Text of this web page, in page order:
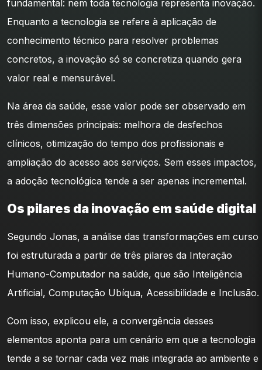
fundamental: nem toda tecnologia representa inovação.
Enquanto a tecnologia se refere à aplicação de
conhecimento técnico para resolver problemas
concretos, a inovação só se concretiza quando gera
valor real e mensurável.
Na área da saúde, esse valor pode ser observado em
três dimensões principais: melhora de desfechos
clínicos, otimização do tempo dos profissionais e
ampliação do acesso aos serviços. Sem esses impactos,
a adoção tecnológica tende a ser apenas incremental.
Os pilares da inovação em saúde digital
Segundo Jonas, a análise das transformações em curso
foi estruturada a partir de três pilares da Interação
Humano-Computador na saúde, que são Inteligência
Artificial, Computação Ubíqua, Acessibilidade e Inclusão.
Com isso, explicou ele, a convergência desses
elementos aponta para um cenário em que a tecnologia
tende a se tornar cada vez mais integrada ao ambiente e